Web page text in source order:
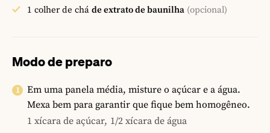
1 colher de chá de extrato de baunilha (opcional)
Modo de preparo
Em uma panela média, misture o açúcar e a água.
Mexa bem para garantir que fique bem homogêneo.
1 xícara de açúcar, 1/2 xícara de água